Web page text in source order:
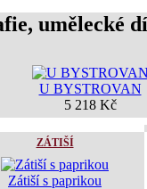
umělecké
U BYSTROVAN
5 218 Kč
ZÁTIŠÍ
Zátiší s paprikou